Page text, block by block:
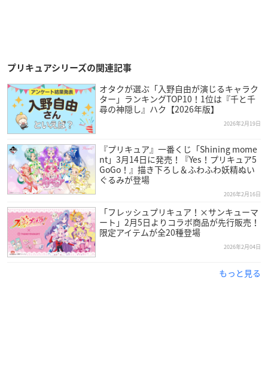
プリキュアシリーズの関連記事
オタクが選ぶ「入野自由が演じるキャラク
ター」ランキングTOP10！1位は『千と千
尋の神隠し』ハク【2026年版】
2026年2月19日
『プリキュア』一番くじ「Shining mome
nt」3月14日に発売！『Yes！プリキュア5
GoGo！』描き下ろし＆ふわふわ妖精ぬい
ぐるみが登場
2026年2月16日
「フレッシュプリキュア！×サンキューマ
ート」2月5日よりコラボ商品が先行販売！
限定アイテムが全20種登場
2026年2月04日
もっと見る